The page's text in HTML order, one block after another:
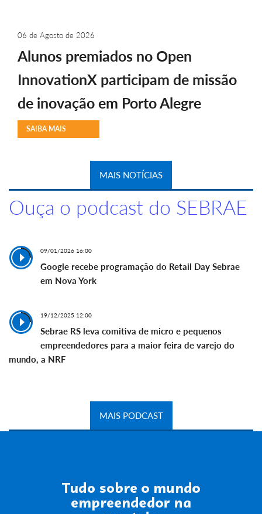
06 de Agosto de 2026
Alunos premiados no Open
InnovationX participam de missão
de inovação em Porto Alegre
SAIBA MAIS
MAIS NOTÍCIAS
Ouça o podcast do SEBRAE
09/01/2026 16:00
Google recebe programação do Retail Day Sebrae
em Nova York
19/12/2025 12:00
Sebrae RS leva comitiva de micro e pequenos
empreendedores para a maior feira de varejo do
mundo, a NRF
MAIS PODCAST